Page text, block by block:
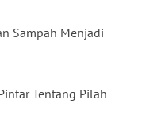
Sampah Menjadi
Tentang Pilah